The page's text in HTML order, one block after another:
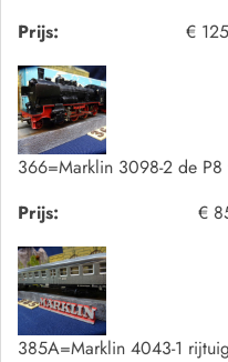
Prijs:
€
366=Marklin 3098-2 de P8
Prijs:
€
385A=Marklin 4043-1